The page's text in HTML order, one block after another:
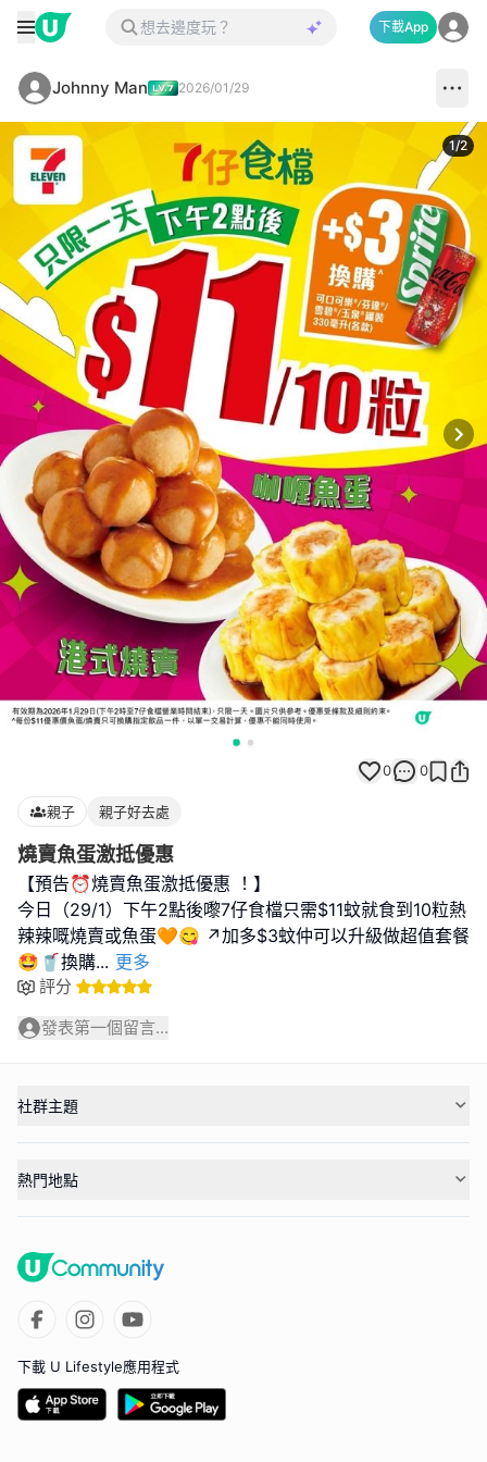
下載App
Johnny Man 2026/01/29
1/2
0 0
親子 親子好去處
燒賣魚蛋激抵優惠
【預告⏰燒賣魚蛋激抵優惠 ！】
今日（29/1）下午2點後嚟7仔食檔只需$11蚊就食到10粒熱
辣辣嘅燒賣或魚蛋🧡😋 ↗️加多$3蚊仲可以升級做超值套餐
🤩🥤換購... 更多
評分
發表第一個留言...
社群主題
熱門地點
下載 U Lifestyle應用程式